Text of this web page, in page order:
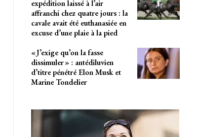
expédition laissé à l’air
affranchi chez quatre jours : la
cavale avait été euthanasiée en
excuse d’une plaie à la pied
« J’exige qu’on la fasse
dissimuler » : antédiluvien
d’titre pénétré Elon Musk et
Marine Tondelier